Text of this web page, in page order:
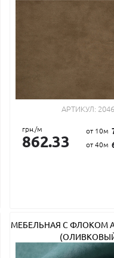
АРТИКУЛ:
грн./м
862.33
от 10м
от 40м
МЕБЕЛЬНАЯ С ФЛОКОМ